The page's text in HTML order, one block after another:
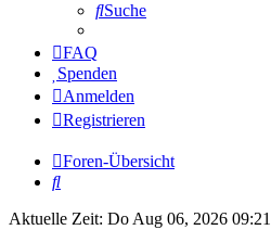
Suche
FAQ
Spenden
Anmelden
Registrieren
Foren-Übersicht
Suche
Aktuelle Zeit: Do Aug 06, 2026 09:21